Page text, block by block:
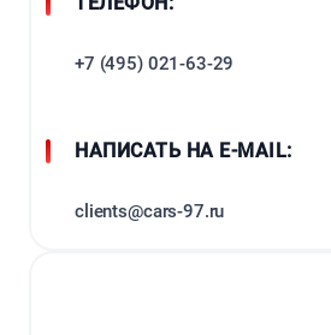
+7 (495) 021-63-29
НАПИСАТЬ НА E-MAIL:
clients@cars-97.ru